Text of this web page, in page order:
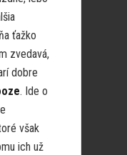
ťažko
zvedavá,
dobre
. Ide o
však
ich už